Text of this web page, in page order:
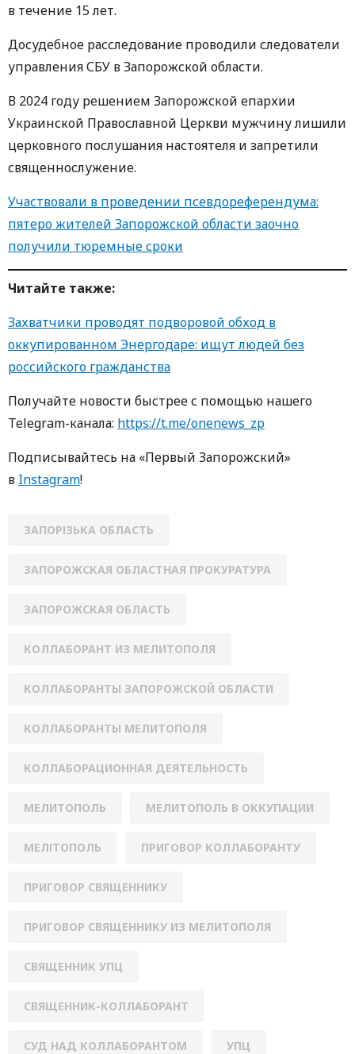
в течение 15 лет.
Досудебное расследование проводили следователи
управления СБУ в Запорожской области.
В 2024 году решением Запорожской епархии
Украинской Православной Церкви мужчину лишили
церковного послушания настоятеля и запретили
священнослужение.
Участвовали в проведении псевдореферендума:
пятеро жителей Запорожской области заочно
получили тюремные сроки
Читайте также:
Захватчики проводят подворовой обход в
оккупированном Энергодаре: ищут людей без
российского гражданства
Получайте новости быстрее с помощью нашего
Telegram-канала: https://t.me/onenews_zp
Подписывайтесь на «Первый Запорожский»
в Instagram!
ЗАПОРІЗЬКА ОБЛАСТЬ
ЗАПОРОЖСКАЯ ОБЛАСТНАЯ ПРОКУРАТУРА
ЗАПОРОЖСКАЯ ОБЛАСТЬ
КОЛЛАБОРАНТ ИЗ МЕЛИТОПОЛЯ
КОЛЛАБОРАНТЫ ЗАПОРОЖСКОЙ ОБЛАСТИ
КОЛЛАБОРАНТЫ МЕЛИТОПОЛЯ
КОЛЛАБОРАЦИОННАЯ ДЕЯТЕЛЬНОСТЬ
МЕЛИТОПОЛЬ МЕЛИТОПОЛЬ В ОККУПАЦИИ
МЕЛІТОПОЛЬ ПРИГОВОР КОЛЛАБОРАНТУ
ПРИГОВОР СВЯЩЕННИКУ
ПРИГОВОР СВЯЩЕННИКУ ИЗ МЕЛИТОПОЛЯ
СВЯЩЕННИК УПЦ
СВЯЩЕННИК-КОЛЛАБОРАНТ
СУД НАД КОЛЛАБОРАНТОМ УПЦ